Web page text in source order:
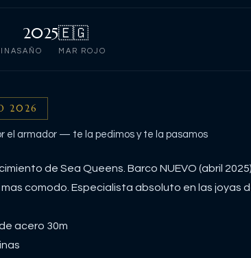
2025
AÑO
🇪🇬
MAR ROJO
2026
el armador — te la pedimos y te la pasamos
de Sea Queens. Barco NUEVO (abril
comodo. Especialista absoluto en las joyas
acero 30m